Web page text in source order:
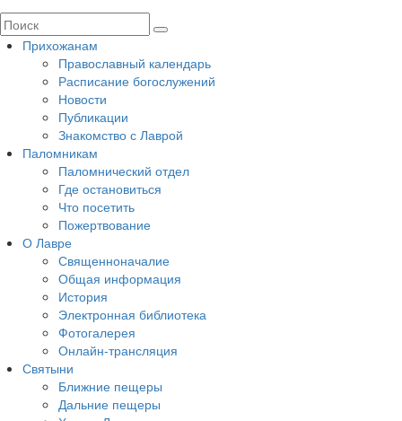
Прихожанам
Православный календарь
Расписание богослужений
Новости
Публикации
Знакомство с Лаврой
Паломникам
Паломнический отдел
Где остановиться
Что посетить
Пожертвование
О Лавре
Священноначалие
Общая информация
История
Электронная библиотека
Фотогалерея
Онлайн-трансляция
Святыни
Ближние пещеры
Дальние пещеры